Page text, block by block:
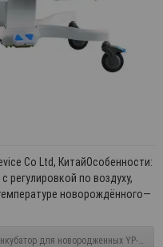
Co Ltd, КитайОсобенности:
по воздуху,
новорождённого—
для новородженных YP-2008